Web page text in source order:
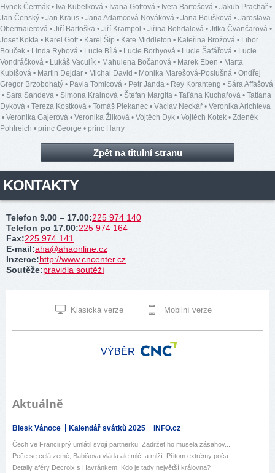
Hynek Čermák • Iva Kubelková • Ivana Gottová • Iveta Bartošová • Jakub Prachař •
Jan Čenský • Jan Kraus • Jana Adamcová Nováková • Jana Boušková • Jaroslava
Obermaierová • Jiří Bartoška • Jiří Krampol • Jiřina Bohdalová • Jitka Čvančarová •
Josef Kokta • Karel Gott• Karel Šíp • Kate Middleton • Kateřina Brožová • Libor
Bouček • Linda Rybová • Lucie Bílá • Lucie Borhyová • Lucie Šafářová • Lucie
Vondráčková • Lukáš Vaculík • Mahulena Bočanová • Marek Eben • Marta
Kubišová • Martin Dejdar • Michal David • Monika Marešová-Poslušná • Ondřej
Gregor Brzobohatý • Pavla Tomicová • Petr Janda • Rey Koranteng • Sára Affašová
• Sara Sandeva • Simona Krainová • Štefan Margita • Taťána Kuchařová • Tatiana
Dyková • Tereza Kostková • Tomáš Plekanec • Václav Neckář • Veronika Arichteva
• Veronika Gajerová • Veronika Žilková • Vojtěch Dyk • Vojtěch Kotek • Zdeněk
Pohlreich • princ George • princ Harry
Zpět na titulní stranu
KONTAKTY
Telefon 9.00 – 17.00:225 974 140
Telefon po 17.00:225 974 164
Fax:225 974 141
E-mail:aha@ahaonline.cz
Inzerce:http://www.cncenter.cz
Soutěže:pravidla soutěží
Klasická verze Mobilní verze
VÝBĚR
Aktuálně
Blesk Vánoce Kalendář svátků 2025 INFO.cz
Čech ve Francii prý umlátil svojí partnerku: Zadržet ho musela zásahov...
Peče se celá země, Babišova vláda ale mlčí a mlží. Přitom extrémy poča...
Detaily aféry Decroix s Havránkem: Kdo je tady největší královna?